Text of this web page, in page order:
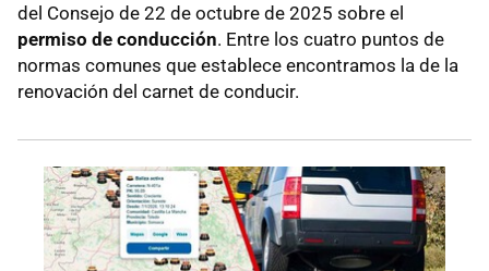
del Consejo de 22 de octubre de 2025 sobre el
permiso de conducción. Entre los cuatro puntos de
normas comunes que establece encontramos la de la
renovación del carnet de conducir.